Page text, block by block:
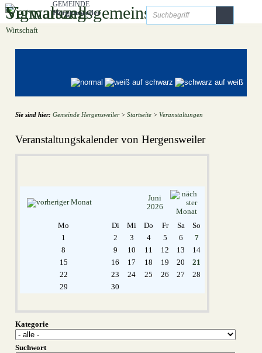
Zum Inhalt zur Navigationoder
GEMEINDE
Hergensweiler
Gemeinde Hergensweiler Gemeinde Sigmarszell Gemeinde Weißensberg
Startseite Unsere Gemeinde Freizeit und Tourismus
Bildung und Soziales
Wirtschaft
Sie sind hier: Gemeinde Hergensweiler> Startseite> Veranstaltungen
Veranstaltungskalender von Hergensweiler
Juni
2026
Mo Di Mi Do Fr Sa
So
1
2 3 4 5 6
7
8
9 10 11 12 13
14
15
16 17 18 19 20
21
22
23 24 25 26 27
28
29
30
Kategorie
Suchwort